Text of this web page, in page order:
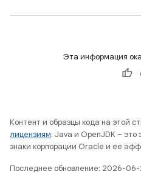
Эта информация
Контент и образцы кода на этой
лицензиям. Java и OpenJDK – это
знаки корпорации Oracle и ее
Последнее обновление: 2026-06-